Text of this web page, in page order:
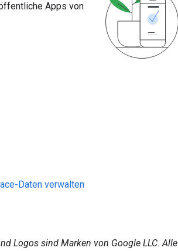
Apps von
Daten verwalten
Logos sind Marken von Google LLC. Alle